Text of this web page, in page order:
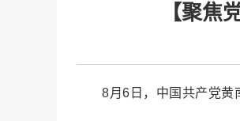
【聚焦
8月6日，中国共产党黄